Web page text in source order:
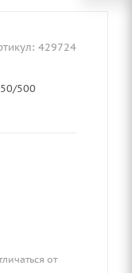
429724
500
от